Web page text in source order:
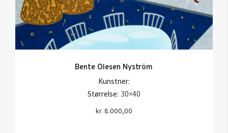
Bente Olesen Nyström
Kunstner:
Størrelse: 30×40
kr. 8.000,00